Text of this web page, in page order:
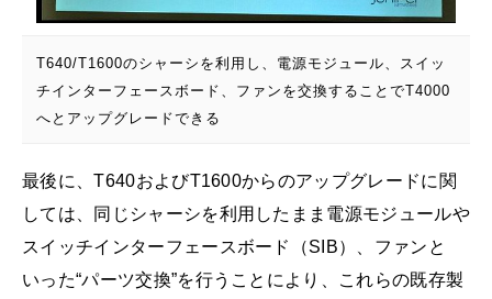
T640/T1600のシャーシを利用し、電源モジュール、スイッ
チインターフェースボード、ファンを交換することでT4000
へとアップグレードできる
最後に、T640およびT1600からのアップグレードに関
しては、同じシャーシを利用したまま電源モジュールや
スイッチインターフェースボード（SIB）、ファンと
いった“パーツ交換”を行うことにより、これらの既存製